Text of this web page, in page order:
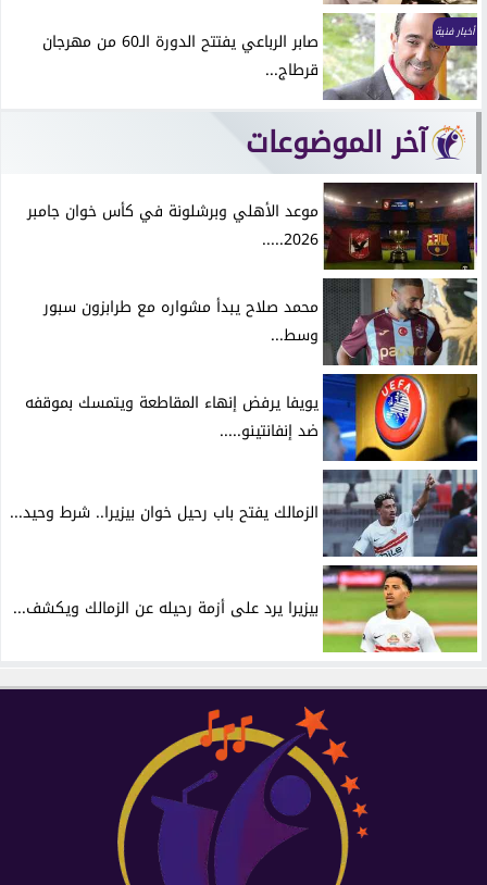
أخبار فنية
صابر الرباعي يفتتح الدورة الـ60 من مهرجان
قرطاج...
آخر الموضوعات
موعد الأهلي وبرشلونة في كأس خوان جامبر
2026.....
محمد صلاح يبدأ مشواره مع طرابزون سبور
وسط...
يويفا يرفض إنهاء المقاطعة ويتمسك بموقفه
ضد إنفانتينو.....
الزمالك يفتح باب رحيل خوان بيزيرا.. شرط وحيد...
بيزيرا يرد على أزمة رحيله عن الزمالك ويكشف...